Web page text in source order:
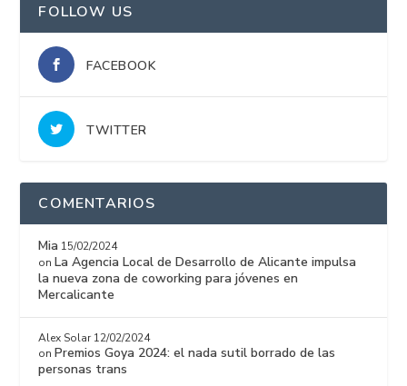
FOLLOW US
FACEBOOK
TWITTER
COMENTARIOS
Mia 15/02/2024
on La Agencia Local de Desarrollo de Alicante impulsa
la nueva zona de coworking para jóvenes en
Mercalicante
Alex Solar 12/02/2024
on Premios Goya 2024: el nada sutil borrado de las
personas trans